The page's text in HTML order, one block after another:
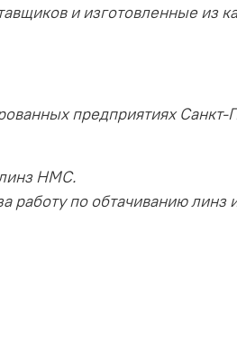
и изготовленные из
предприятиях Санкт-
HMC.
работу по обтачиванию линз